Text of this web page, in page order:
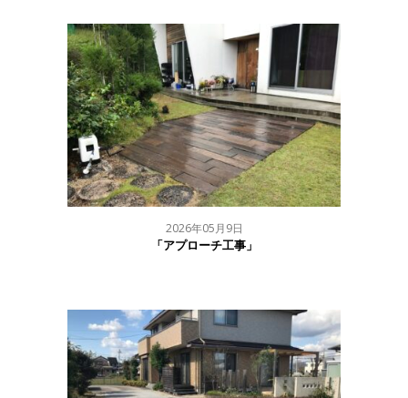
2026年05月9日
「アプローチ工事」